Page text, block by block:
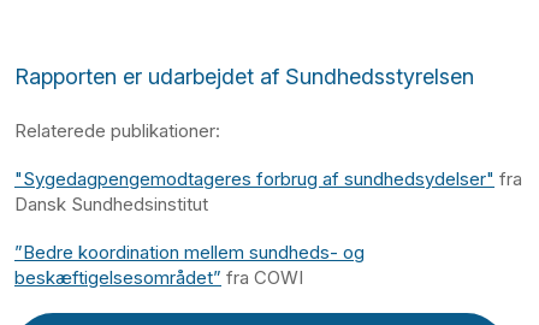
Rapporten er udarbejdet af Sundhedsstyrelsen
Relaterede publikationer:
"Sygedagpengemodtageres forbrug af sundhedsydelser" fra
Dansk Sundhedsinstitut
”Bedre koordination mellem sundheds- og
beskæftigelsesområdet” fra COWI